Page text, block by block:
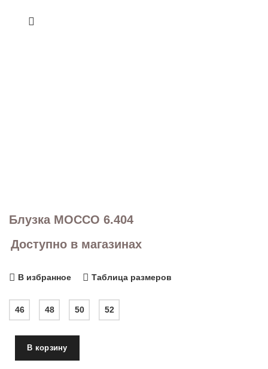
Блузка MOCCO 6.404
Доступно в магазинах
В избранное Таблица размеров
46 48 50 52
В корзину